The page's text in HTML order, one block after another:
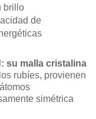
brillo
de
su malla cristalina
rubíes, provienen
simétrica